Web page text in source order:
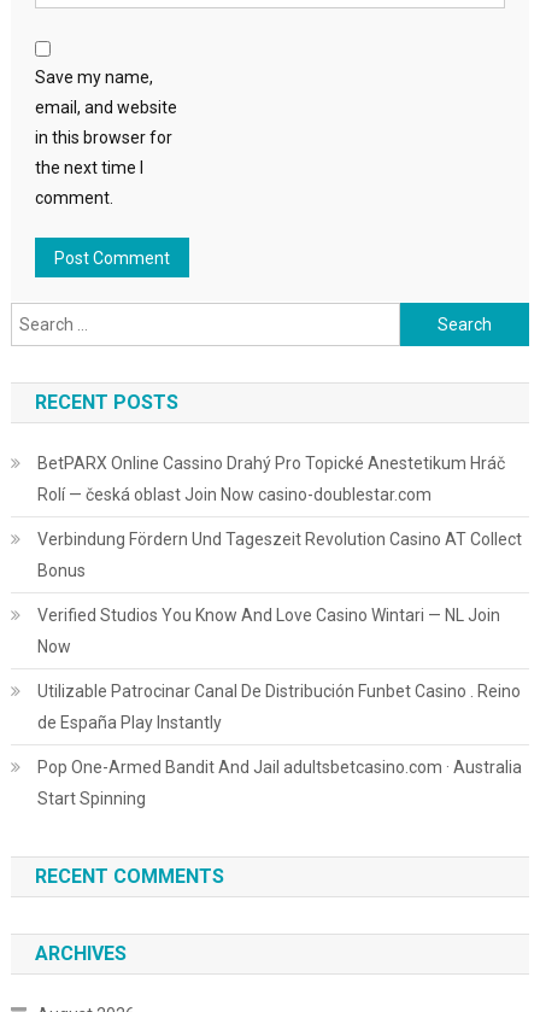
Save my name,
email, and website
in this browser for
the next time I
comment.
Search
for:
RECENT POSTS
BetPARX Online Cassino Drahý Pro Topické Anestetikum Hráč
Rolí — česká oblast Join Now casino-doublestar.com
Verbindung Fördern Und Tageszeit Revolution Casino AT Collect
Bonus
Verified Studios You Know And Love Casino Wintari — NL Join
Now
Utilizable Patrocinar Canal De Distribución Funbet Casino . Reino
de España Play Instantly
Pop One-Armed Bandit And Jail adultsbetcasino.com · Australia
Start Spinning
RECENT COMMENTS
ARCHIVES